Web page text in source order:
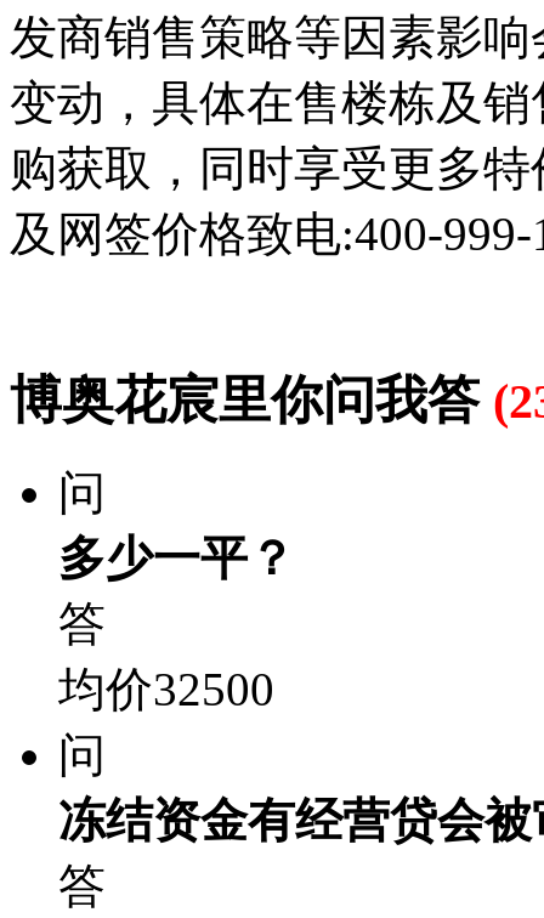
发商销售策略等因素影
变动，具体在售楼栋及
购获取，同时享受更多
及网签价格致电:400-
博奥花宸里你问我答
问
多少一平？
答
均价32500
问
冻结资金有经营贷会
答